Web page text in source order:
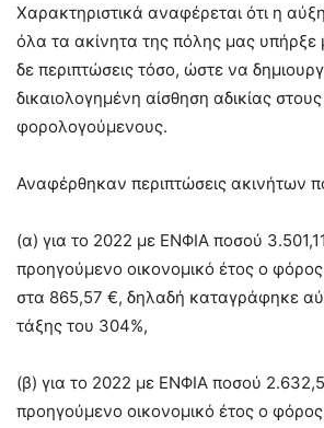
Χαρακτηριστικά αναφέρεται ότι η
όλα τα ακίνητα της πόλης μας υπήρξε
δε περιπτώσεις τόσο, ώστε να
δικαιολογημένη αίσθηση αδικίας στους
φορολογούμενους.
Αναφέρθηκαν περιπτώσεις ακινήτων
(α) για το 2022 με ΕΝΦΙΑ ποσού
προηγούμενο οικονομικό έτος ο φόρος
στα 865,57 €, δηλαδή καταγράφηκε
τάξης του 304%,
(β) για το 2022 με ΕΝΦΙΑ ποσού
προηγούμενο οικονομικό έτος ο φόρος